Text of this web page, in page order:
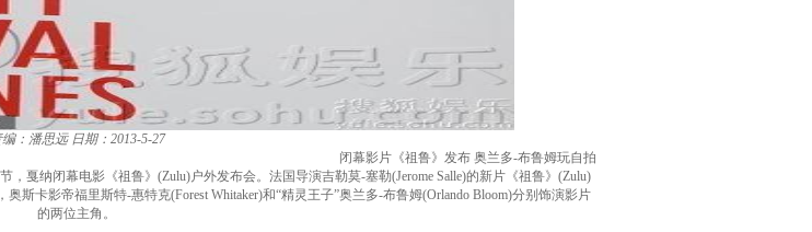
编：潘思远 日期：2013-5-27
闭幕影片《祖鲁》发布 奥兰多-布鲁姆玩自拍
戛纳闭幕电影《祖鲁》(Zulu)户外发布会。法国导演吉勒莫-塞勒(Jerome Salle)的新片《祖鲁》(Zulu)
斯卡影帝福里斯特-惠特克(Forest Whitaker)和“精灵王子”奥兰多-布鲁姆(Orlando Bloom)分别饰演影片
的两位主角。